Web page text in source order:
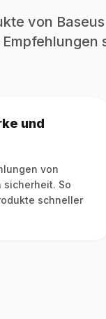
von
und
von
sicherheit. So
schneller